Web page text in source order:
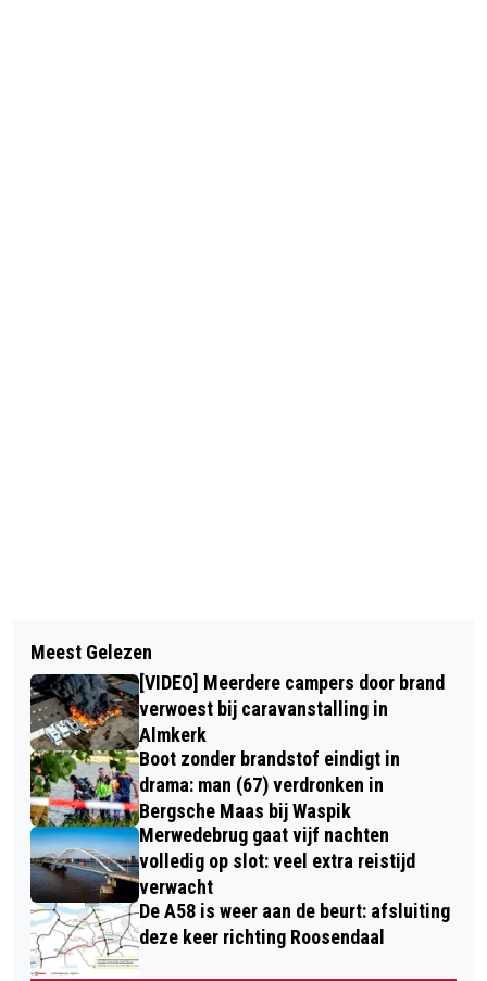
POLITIEACTIE BIJ SCHOOL IN DEN
BOSCH AFGELOPEN: 'GEEN
VUURWAPEN AANGETROFFEN'
[VIDEO] WERKLIFT GEKANTELD
TIJDENS SNOEIWERKZAAMHEDEN IN
OOSTERHOUT
Meest Gelezen
[VIDEO] Meerdere campers door brand
verwoest bij caravanstalling in
Almkerk
Boot zonder brandstof eindigt in
drama: man (67) verdronken in
Bergsche Maas bij Waspik
Merwedebrug gaat vijf nachten
volledig op slot: veel extra reistijd
verwacht
De A58 is weer aan de beurt: afsluiting
deze keer richting Roosendaal